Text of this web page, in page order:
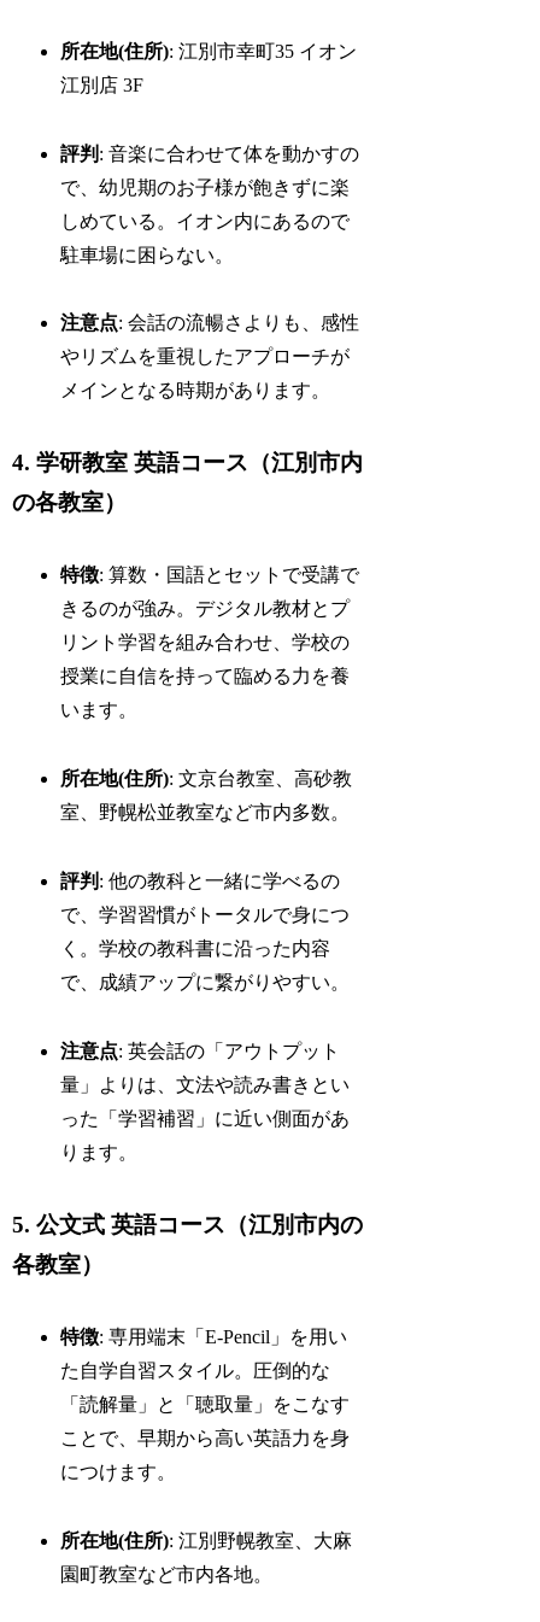
所在地(住所): 江別市幸町35 イオン
江別店 3F
評判 : 音楽に合わせて体を動かすの
で、幼児期のお子様が飽きずに楽
しめている。イオン内にあるので
駐車場に困らない。
注意点: 会話の流暢さよりも、感性
やリズムを重視したアプローチが
メインとなる時期があります。
4. 学研教室 英語コース（江別市内
の各教室）
特徴: 算数・国語とセットで受講で
きるのが強み。デジタル教材とプ
リント学習を組み合わせ、学校の
授業に自信を持って臨める力を養
います。
所在地(住所): 文京台教室、高砂教
室、野幌松並教室など市内多数。
評判 : 他の教科と一緒に学べるの
で、学習習慣がトータルで身につ
く。学校の教科書に沿った内容
で、成績アップに繋がりやすい。
注意点: 英会話の「アウトプット
量」よりは、文法や読み書きとい
った「学習補習」に近い側面があ
ります。
5. 公文式 英語コース（江別市内の
各教室）
特徴: 専用端末「E-Pencil」を用い
た自学自習スタイル。圧倒的な
「読解量」と「聴取量」をこなす
ことで、早期から高い英語力を身
につけます。
所在地(住所): 江別野幌教室、大麻
園町教室など市内各地。